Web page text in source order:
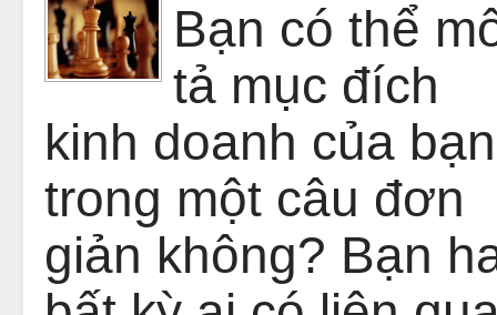
Bạn có thể
tả mục đích
kinh doanh của bạn
trong một câu đơn
giản không? Bạn